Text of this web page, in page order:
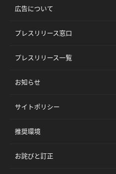
広告について
プレスリリース窓口
プレスリリース一覧
お知らせ
サイトポリシー
推奨環境
お詫びと訂正